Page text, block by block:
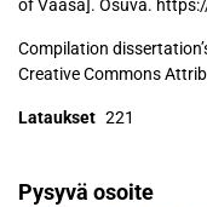
of Vaasa]. Osuva.
Compilation
Creative Commons
Lataukset 221
Pysyvä osoite